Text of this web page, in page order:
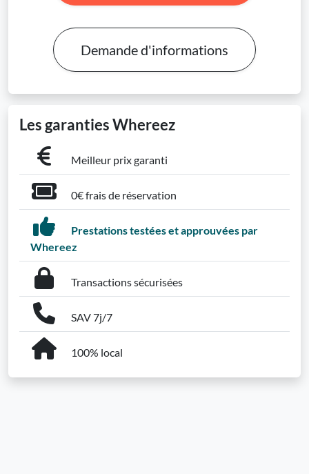
Demande d'informations
Les garanties Whereez
Meilleur prix garanti
0€ frais de réservation
Prestations testées et approuvées par
Whereez
Transactions sécurisées
SAV 7j/7
100% local